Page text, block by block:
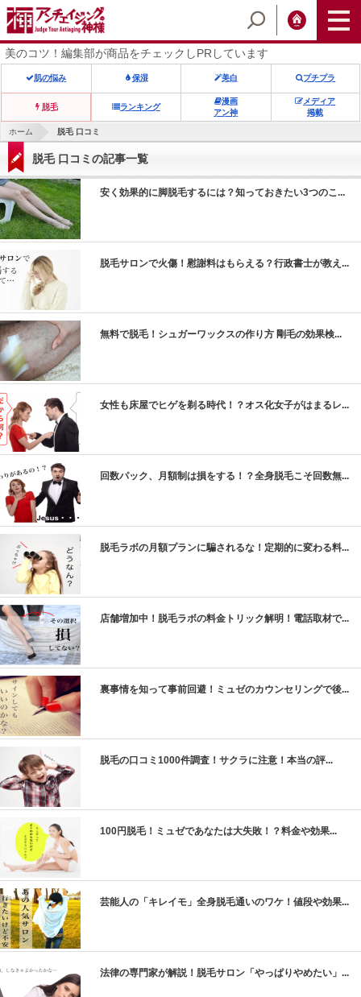
美のコツ！編集部が商品をチェックしPRしています
肌の悩み 保湿 美白 プチプラ
脱毛 ランキング
漫画
アン神
メディア
掲載
ホーム 脱毛 口コミ
脱毛 口コミの記事一覧
安く効果的に脚脱毛するには？知っておきたい3つのこ...
脱毛サロンで火傷！慰謝料はもらえる？行政書士が教え...
無料で脱毛！シュガーワックスの作り方 剛毛の効果検...
女性も床屋でヒゲを剃る時代！？オス化女子がはまるレ...
回数パック、月額制は損をする！？全身脱毛こそ回数無...
脱毛ラボの月額プランに騙されるな！定期的に変わる料...
店舗増加中！脱毛ラボの料金トリック解明！電話取材で...
裏事情を知って事前回避！ミュゼのカウンセリングで後...
脱毛の口コミ1000件調査！サクラに注意！本当の評...
100円脱毛！ミュゼであなたは大失敗！？料金や効果...
芸能人の「キレイモ」全身脱毛通いのワケ！値段や効果...
法律の専門家が解説！脱毛サロン「やっぱりやめたい」...
antiaging/wp-
antiaging/wp-
antiaging/wp-
antiaging/wp-
antiaging/wp-
antiaging/wp-
antiaging/wp-
antiaging/wp-